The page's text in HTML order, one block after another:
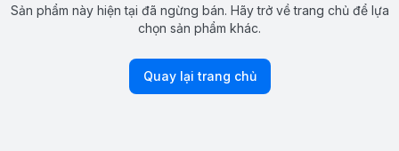
Sản phẩm này hiện tại đã ngừng bán. Hãy trở về trang chủ để lựa
chọn sản phẩm khác.
Quay lại trang chủ